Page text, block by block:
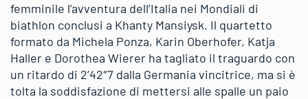
femminile l’avventura dell’Italia nei Mondiali di
biathlon conclusi a Khanty Mansiysk. Il quartetto
formato da Michela Ponza, Karin Oberhofer, Katja
Haller e Dorothea Wierer ha tagliato il traguardo con
un ritardo di 2’42″7 dalla Germania vincitrice, ma si è
tolta la soddisfazione di mettersi alle spalle un paio